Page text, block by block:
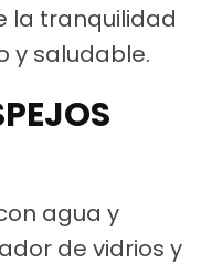
la tranquilidad
y saludable.
agua y
de vidrios y